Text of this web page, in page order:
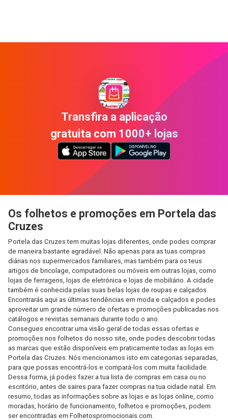
Transfira a aplicação
gratuita com 1000+ lojas
Os folhetos e promoções em Portela das
Cruzes
Portela das Cruzes tem muitas lojas diferentes, onde podes comprar
de maneira bastante agradável. Não apenas para as tuas compras
diárias nos supermercados familiares, mas também para os teus
artigos de bricolage, computadores ou móveis em outras lojas, como
lojas de ferragens, lojas de eletrónica e lojas de mobiliário. A cidade
também é conhecida pelas suas belas lojas de roupas e calçados.
Encontrarás aqui as últimas tendências em moda e calçados e podes
aproveitar um grande número de ofertas e promoções publicadas nos
catálogos e revistas semanais durante todo o ano.
Consegues encontrar uma visão geral de todas essas ofertas e
promoções nos folhetos do nosso site, onde podes descobrir todas
as marcas que estão disponíveis em praticamente todas as lojas em
Portela das Cruzes. Nós mencionamos isto em categorias separadas,
para que possas encontrá-los e compará-los com muita facilidade.
Dessa forma, já podes fazer a tua lista de compras em casa ou no
escritório, antes de saires para fazer compras na tua cidade natal. Em
resumo, todas as informações sobre as lojas e as lojas online, como
moradas, horário de funcionamento, folhetos e promoções, podem
ser encontradas em Folhetospromocionais.com.